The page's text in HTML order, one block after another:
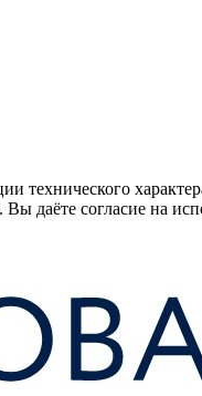
технического
даёте согласие на